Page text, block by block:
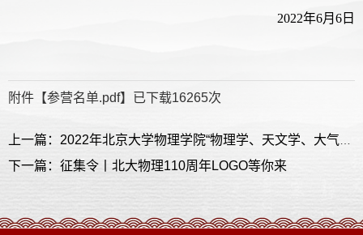
2022年6月6日
附件【参营名单.pdf】已下载16265次
下一篇：征集令丨北大物理110周年LOGO等你来